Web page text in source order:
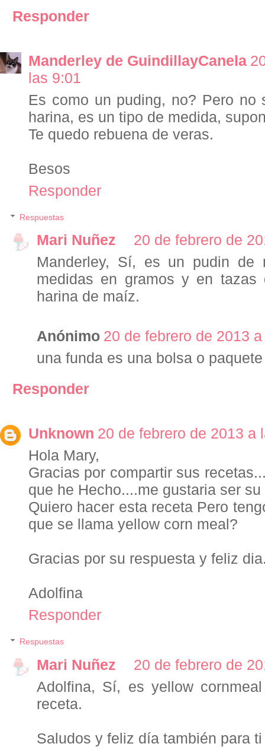
Responder
Manderley de GuindillayCanela
las 9:01
Es como un puding, no? Pero no
harina, es un tipo de medida,
Te quedo rebuena de veras.
Besos
Responder
Respuestas
Mari Nuñez
20 de febrero de
Manderley, Sí, es un pudin de
medidas en gramos y en
harina de maíz.
Anónimo 20 de febrero de 2013
una funda es una bolsa o
Responder
Unknown 20 de febrero de 2013 a
Hola Mary,
Gracias por compartir sus
que he Hecho....me gustaria ser
Quiero hacer esta receta Pero
que se llama yellow corn meal?
Gracias por su respuesta y feliz
Adolfina
Responder
Respuestas
Mari Nuñez
20 de febrero de
Adolfina, Sí, es yellow
receta.
Saludos y feliz día también para ti